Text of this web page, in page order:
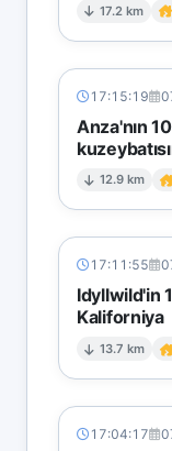
17.2 km
17:15:19
Anza'nın
12.9 km
17:11:55
Idyllwild'in
Kaliforniya
13.7 km
17:04:17